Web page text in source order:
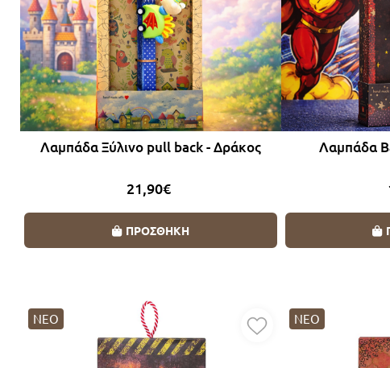
Λαμπάδα Ξύλινο pull back - Δράκος
21,90€
ΠΡΟΣΘΗΚΗ
Λαμπάδα
ΝΕΟ ΝΕΟ